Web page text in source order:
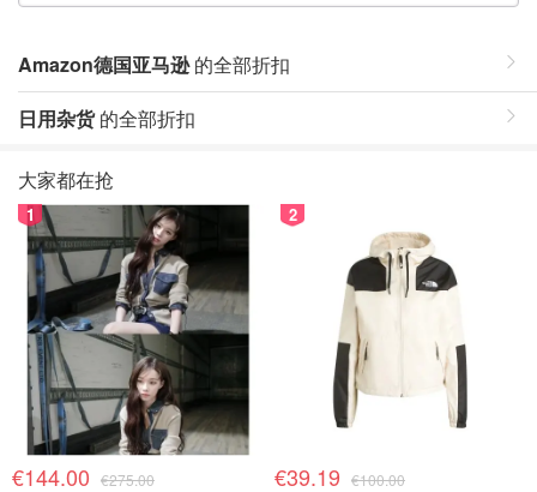
Amazon德国亚马逊的全部折扣
日用杂货的全部折扣
大家都在抢
1
€144.00 €275.00
2
€39.19 €100.00